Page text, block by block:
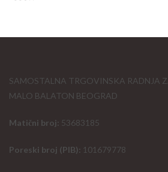
SAMOSTALNA TRGOVINSKA RADNJA
MALO BALATON BEOGRAD
Matični broj: 53683185
Poreski broj (PIB): 101679778